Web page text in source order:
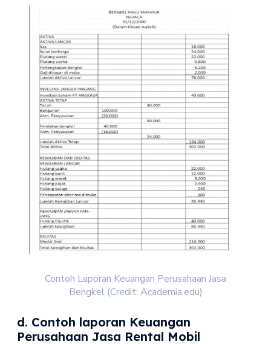
Contoh Laporan Keuangan Perusahaan Jasa
Bengkel (Credit: Academia.edu)
d. Contoh laporan Keuangan
Perusahaan Jasa Rental Mobil